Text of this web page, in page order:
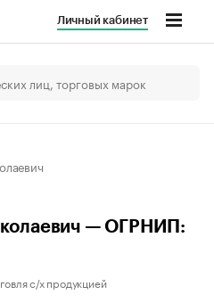
Личный кабинет
— ОГРНИП:
с/х продукцией